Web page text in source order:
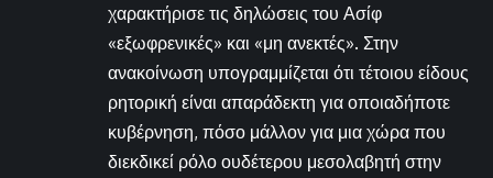
χαρακτήρισε τις δηλώσεις του Ασίφ
«εξωφρενικές» και «μη ανεκτές». Στην
ανακοίνωση υπογραμμίζεται ότι τέτοιου είδους
ρητορική είναι απαράδεκτη για οποιαδήποτε
κυβέρνηση, πόσο μάλλον για μια χώρα που
διεκδικεί ρόλο ουδέτερου μεσολαβητή στην